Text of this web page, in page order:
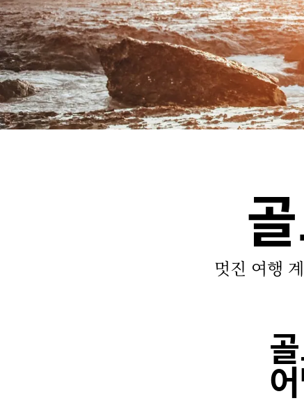
멋진 여행